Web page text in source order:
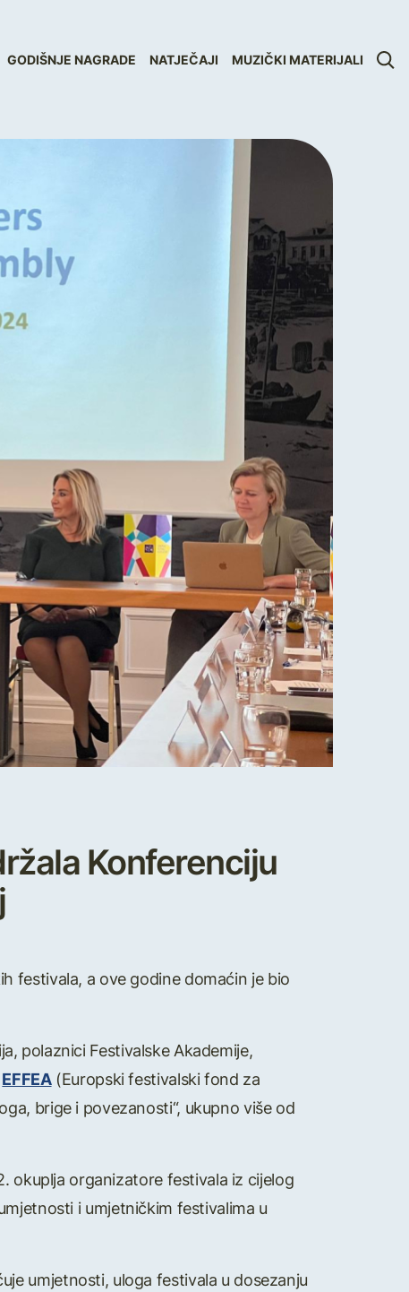
GODIŠNJE NAGRADE NATJEČAJI MUZIČKI MATERIJALI
Konferenciju
festivala, a ove godine domaćin je bio
polaznici Festivalske Akademije,
EFFEA(Europski festivalski fond za
brige i povezanosti“, ukupno više od
okuplja organizatore festivala iz cijelog
i umjetničkim festivalima u
umjetnosti, uloga festivala u dosezanju